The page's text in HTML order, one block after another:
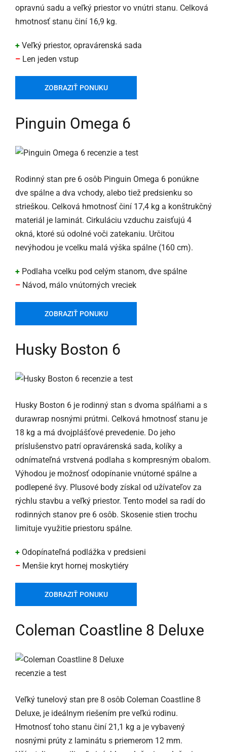
opravnú sadu a veľký priestor vo vnútri stanu. Celková
hmotnosť stanu činí 16,9 kg.
+ Veľký priestor, opravárenská sada
– Len jeden vstup
ZOBRAZIŤ PONUKU
Pinguin Omega 6
Rodinný stan pre 6 osôb Pinguin Omega 6 ponúkne
dve spálne a dva vchody, alebo tiež predsienku so
strieškou. Celková hmotnosť činí 17,4 kg a konštrukčný
materiál je laminát. Cirkuláciu vzduchu zaisťujú 4
okná, ktoré sú odolné voči zatekaniu. Určitou
nevýhodou je vcelku malá výška spálne (160 cm).
+ Podlaha vcelku pod celým stanom, dve spálne
– Návod, málo vnútorných vreciek
ZOBRAZIŤ PONUKU
Husky Boston 6
Husky Boston 6 je rodinný stan s dvoma spálňami a s
durawrap nosnými prútmi. Celková hmotnosť stanu je
18 kg a má dvojplášťové prevedenie. Do jeho
príslušenstvo patrí opravárenská sada, kolíky a
odnímateľná vrstvená podlaha s kompresným obalom.
Výhodou je možnosť odopínanie vnútorné spálne a
podlepené švy. Plusové body získal od užívateľov za
rýchlu stavbu a veľký priestor. Tento model sa radí do
rodinných stanov pre 6 osôb. Skosenie stien trochu
limituje využitie priestoru spálne.
+ Odopínateľná podlážka v predsieni
– Menšie kryt hornej moskytiéry
ZOBRAZIŤ PONUKU
Coleman Coastline 8 Deluxe
Veľký tunelový stan pre 8 osôb Coleman Coastline 8
Deluxe, je ideálnym riešením pre veľkú rodinu.
Hmotnosť toho stanu činí 21,1 kg a je vybavený
nosnými prúty z laminátu s priemerom 12 mm.